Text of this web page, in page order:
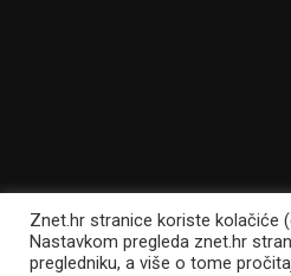
Znet.hr stranice koriste kolačiće
Nastavkom pregleda znet.hr
pregledniku, a više o tome